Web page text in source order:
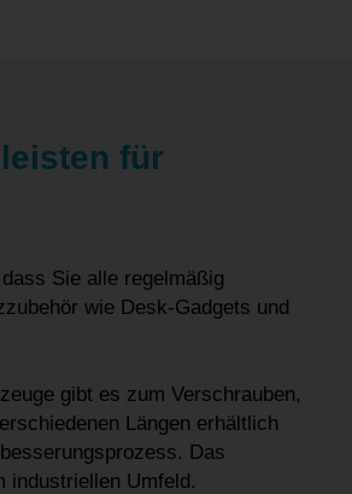
für
Sie alle regelmäßig
wie Desk-Gadgets und
gibt es zum Verschrauben,
Längen erhältlich
Das
industriellen Umfeld.